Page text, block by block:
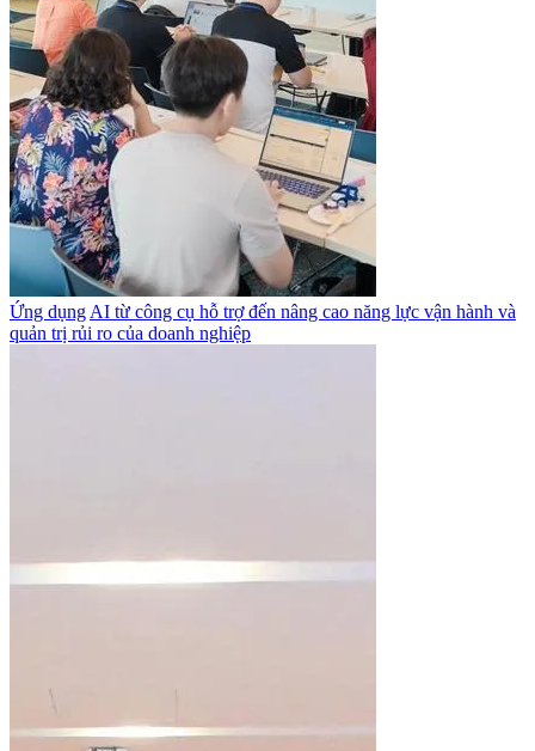
Ứng dụng AI từ công cụ hỗ trợ đến nâng cao năng lực vận hành và
quản trị rủi ro của doanh nghiệp